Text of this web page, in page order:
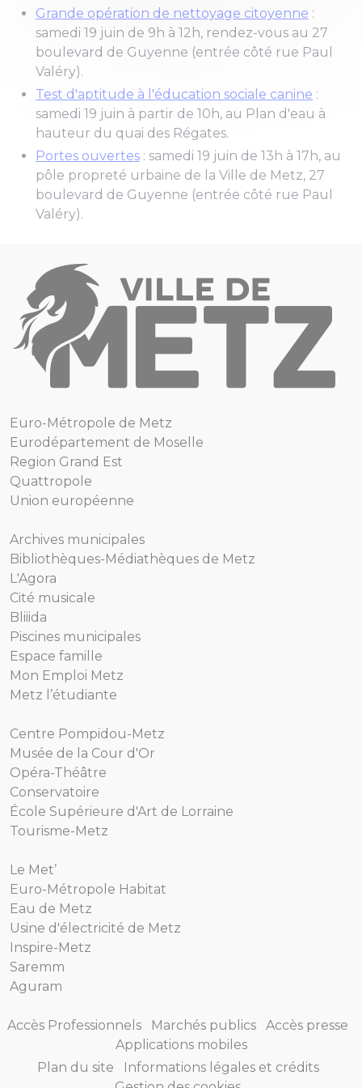
Grande opération de nettoyage citoyenne :
samedi 19 juin de 9h à 12h, rendez-vous au 27
boulevard de Guyenne (entrée côté rue Paul
Valéry).
Test d'aptitude à l'éducation sociale canine :
samedi 19 juin à partir de 10h, au Plan d'eau à
hauteur du quai des Régates.
Portes ouvertes : samedi 19 juin de 13h à 17h, au
pôle propreté urbaine de la Ville de Metz, 27
boulevard de Guyenne (entrée côté rue Paul
Valéry).
Euro-Métropole de Metz
Eurodépartement de Moselle
Region Grand Est
Quattropole
Union européenne
Archives municipales
Bibliothèques-Médiathèques de Metz
L'Agora
Cité musicale
Bliiida
Piscines municipales
Espace famille
Mon Emploi Metz
Metz l’étudiante
Centre Pompidou-Metz
Musée de la Cour d'Or
Opéra-Théâtre
Conservatoire
École Supérieure d'Art de Lorraine
Tourisme-Metz
Le Met’
Euro-Métropole Habitat
Eau de Metz
Usine d'électricité de Metz
Inspire-Metz
Saremm
Aguram
Accès Professionnels Marchés publics
Accès presse
Applications mobiles
Plan du site
Informations légales et crédits